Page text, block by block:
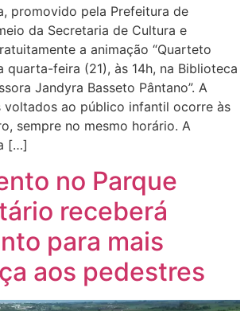
promovido pela Prefeitura de
da Secretaria de Cultura e
a animação “Quarteto
quarta-feira (21), às 14h, na Biblioteca
Jandyra Basseto Pântano”. A
voltados ao público infantil ocorre às
sempre no mesmo horário. A
[…]
no Parque
receberá
para mais
aos pedestres